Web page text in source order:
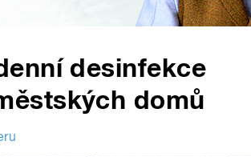
desinfekce
domů